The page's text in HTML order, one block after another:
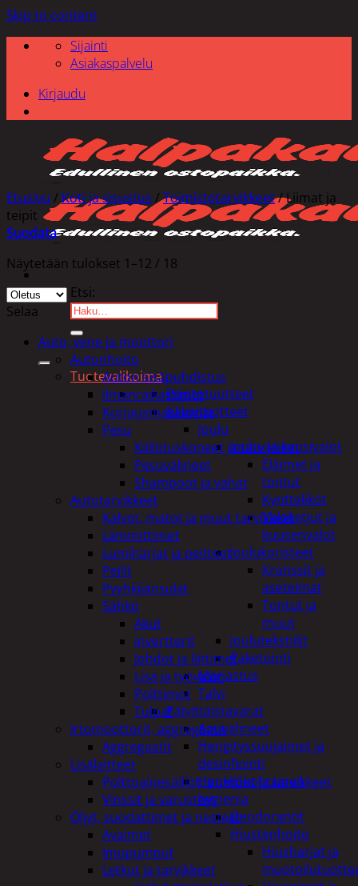
Skip to content
Sijainti
Asiakaspalvelu
Kirjaudu
Etsi:
Tuotevalikoima
Poistotuotteet
Kausituotteet
Joulu
Joulu- ja kausivalot
Eläimet ja
tontut
Kyntteliköt
Valoketjut ja
kuusenvalot
Joulukoristeet
Kranssit ja
asetelmat
Tontut ja
muut
Joulutekstiilit
Paketointi
Marjastus
Talvi
Päivittäistavarat
Apuvälineet
Hengityssuojaimet ja
desinfiointi
Henkilökohtainen
hygienia
Deodorantit
Hiustenhoito
Hiusharjat ja
Etusivu / Koti ja sisustus /Toimistotarvikkeet/Liimat ja
teipit
Suodata
Näytetään tulokset 1–12 / 18
Selaa
Auto, vene ja moottori
Autonhoito
Auton sisäpuhdistus
ilmanraikastimet
Korjausmaalikynät
Pesu
Kiillotuskoneet ja tarvikkeet
Pesuvälineet
Shampoot ja vahat
Autotarvikkeet
Kalvot, matot ja muut tarvikkeet
Lämmittimet
Lumiharjat ja peitteet
Peilit
Pyyhkijänsulat
Sähkö
Akut
invertterit
Johdot ja liittimet
Lisä ja työvalot
Polttimot
Tulpat
Irtomoottorit, aggregaatit
Aggregaatit
Lisälaitteet
Polttoainesäiliöt, pumput ja tarvikkeet
Vinssit ja varusteet
Öljyt, suodattimet ja nesteet
Avaimet
Imupumput
Letkut ja tarvikkeet